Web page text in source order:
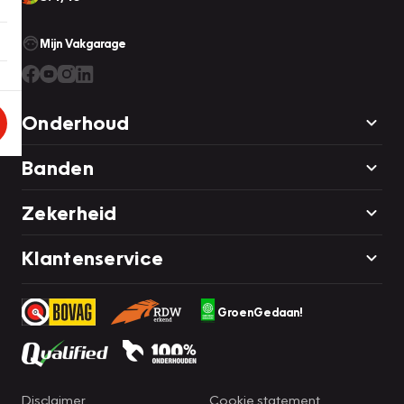
Mijn Vakgarage
Onderhoud
Banden
Zekerheid
Klantenservice
GroenGedaan!
Disclaimer Cookie statement